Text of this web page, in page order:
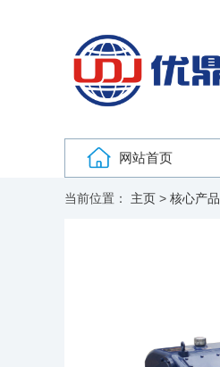
网站首页
当前位置： 主页 > 核心产品